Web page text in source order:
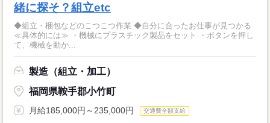
緒に探そ？組立etc
◆組立・梱包などのこつこつ作業 ◆自分に合ったお仕事が見つかる
≪具体的には≫ ・機械にプラスチック製品をセット ・ボタンを押し
て、機械を動か...
製造（組立・加工）
福岡県鞍手郡小竹町
月給185,000円～235,000円 交通費全額支給